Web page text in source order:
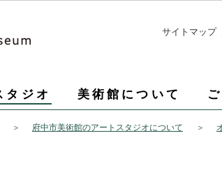
サイトマップ
タジオ 美術館について
府中市美術館のアートスタジオについて